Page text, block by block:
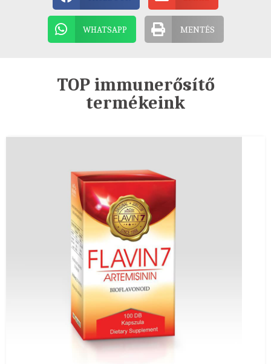
WHATSAPP MENTÉS
TOP immunerősítő
termékeink